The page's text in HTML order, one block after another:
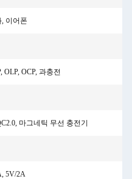
이어폰
OLP, OCP, 과충전
마그네틱 무선 충전기
5V/2A